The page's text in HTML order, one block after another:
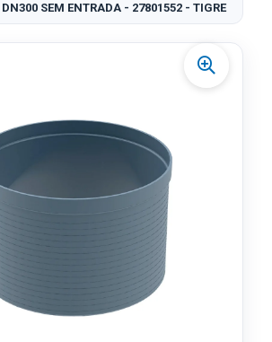
DN300 SEM ENTRADA - 27801552 - TIGRE